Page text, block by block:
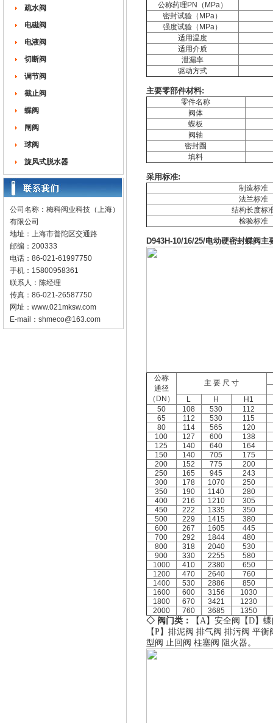
疏水阀
电磁阀
电液阀
切断阀
调节阀
截止阀
蝶阀
闸阀
球阀
旋风式脱水器
公司名称：梅科阀业科技（上海）
有限公司
地址：上海市普陀区交通路
邮编：200333
电话：86-021-61997750
手机：15800958361
联系人：陈经理
传真：86-021-26587750
网址： www.021mksw.com
E-mail： shmeco@163.com
公称药理PN（MPa）
密封试验（MPa）
强度试验（MPa）
适用温度
适用介质
泄漏率
驱动方式
主要零部件材料:
零件名称
阀体
蝶板
阀轴
密封圈
填料
采用标准:
制造标准
法兰标准
结构长度标
检验标准
D943H-10/16/25/电动硬密封蝶阀
公称
通径
（DN）
主 要 尺 寸
L
H
H1
50
108 530
112
65
112 530
115
80
114 565
120
100
127 600
138
125
140 640
164
150
140 705
175
200
152 775
200
250
165 945
243
300
178 1070
250
350
190 1140
280
400
216 1210
305
450
222 1335
350
500
229 1415
380
600
267 1605
445
700
292 1844
480
800
318 2040 530
900
330 2255
580
1000
410 2380 650
1200
470 2640 760
1400
530 2886 850
1600
600 3156 1030
1800
670 3421
1230
2000
760 3685 1350
◇ 阀门类： 【A】 安全阀 【D】
【P】 排泥阀 排气阀 排污阀 平衡
型阀 止回阀 柱塞阀 阻火器。